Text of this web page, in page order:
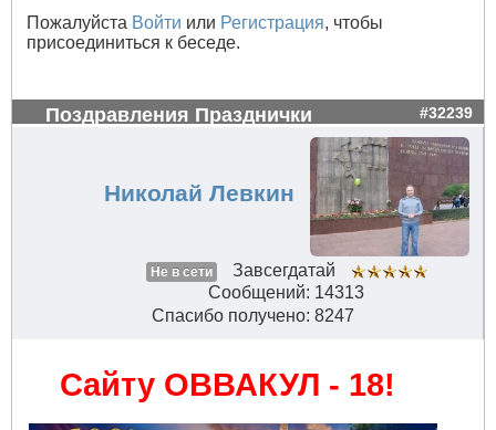
Пожалуйста Войти или Регистрация, чтобы
присоединиться к беседе.
Поздравления Празднички #32239
Николай Левкин
Не в сети
Завсегдатай
Сообщений: 14313
Спасибо получено: 8247
Сайту ОВВАКУЛ - 18!